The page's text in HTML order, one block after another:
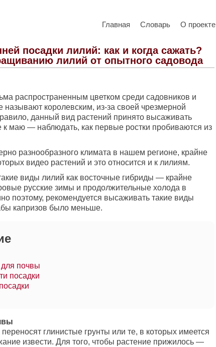
Главная Словарь О проекте
посадки лилий: как и когда сажать?
лилий от опытного садовода
распространенным цветком среди садовников и
называют королевским, из-за своей чрезмерной
данный вид растений принято высаживать
маю — наблюдать, как первые ростки пробиваются из
разнообразного климата в нашем регионе, крайне
видео растений и это относится и к лилиям.
виды лилий как восточные гибриды — крайне
русские зимы и продолжительные холода в
поэтому, рекомендуется высаживать такие виды
капризов было меньше.
почвы
посадки
глинистые грунты или те, в которых имеется
извести. Для того, чтобы растение прижилось —